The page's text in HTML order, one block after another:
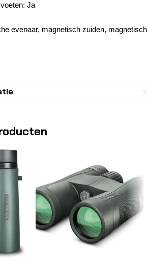
Ja
evenaar, magnetisch zuiden, magnetisch